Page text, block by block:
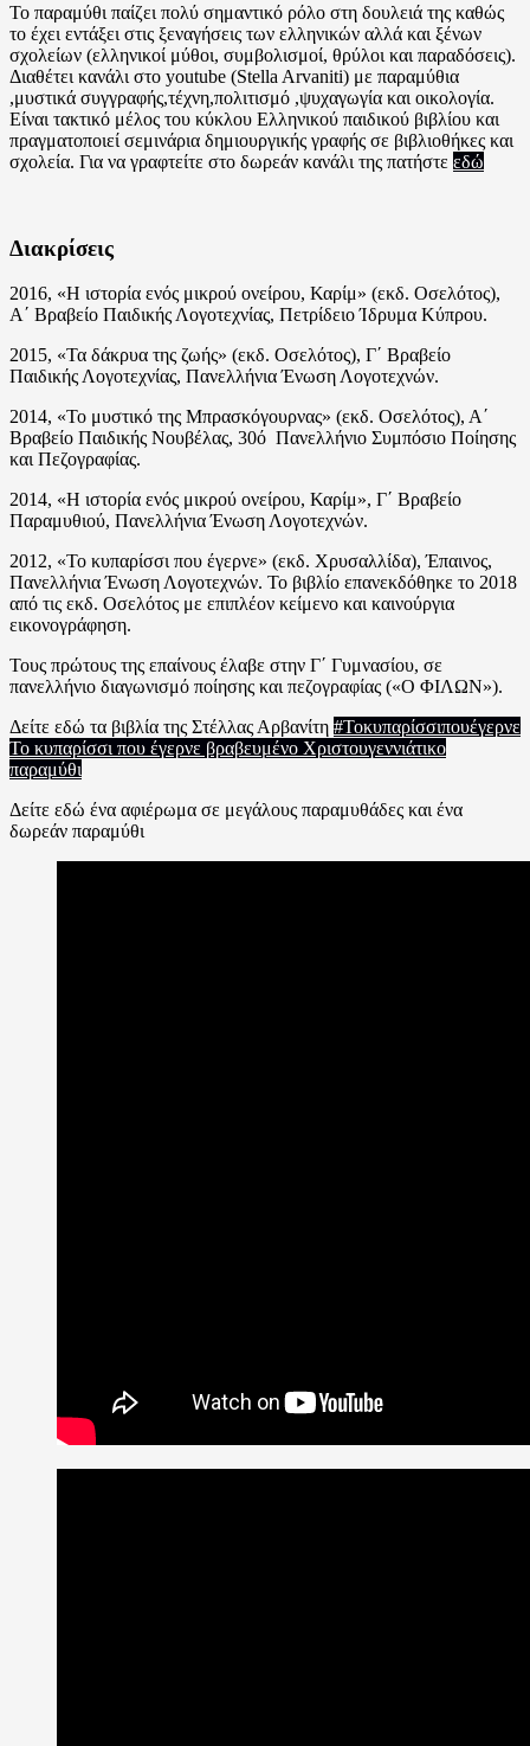
Το παραμύθι παίζει πολύ σημαντικό ρόλο στη δουλειά της καθώς
το έχει εντάξει στις ξεναγήσεις των ελληνικών αλλά και ξένων
σχολείων (ελληνικοί μύθοι, συμβολισμοί, θρύλοι και παραδόσεις).
Διαθέτει κανάλι στο youtube (Stella Arvaniti) με παραμύθια
,μυστικά συγγραφής,τέχνη,πολιτισμό ,ψυχαγωγία και οικολογία.
Είναι τακτικό μέλος του κύκλου Ελληνικού παιδικού βιβλίου και
πραγματοποιεί σεμινάρια δημιουργικής γραφής σε βιβλιοθήκες και
σχολεία. Για να γραφτείτε στο δωρεάν κανάλι της πατήστε εδώ
Διακρίσεις
2016, «Η ιστορία ενός μικρού ονείρου, Καρίμ» (εκδ. Οσελότος),
Α΄ Βραβείο Παιδικής Λογοτεχνίας, Πετρίδειο Ίδρυμα Κύπρου.
2015, «Τα δάκρυα της ζωής» (εκδ. Οσελότος), Γ΄ Βραβείο
Παιδικής Λογοτεχνίας, Πανελλήνια Ένωση Λογοτεχνών.
2014, «Το μυστικό της Μπρασκόγουρνας» (εκδ. Οσελότος), Α΄
Βραβείο Παιδικής Νουβέλας, 30ό­ Πανελλήνιο Συμπόσιο Ποίησης
και Πεζογραφίας.
2014, «Η ιστορία ενός μικρού ονείρου, Καρίμ», Γ΄ Βραβείο
Παραμυθιού, Πανελλήνια Ένωση Λογοτεχνών.
2012, «Το κυπαρίσσι που έγερνε» (εκδ. Χρυσαλλίδα), Έπαινος,
Πανελλήνια Ένωση Λογοτεχνών. Το βιβλίο επανεκδόθηκε το 2018
από τις εκδ. Οσελότος με επιπλέον κείμενο και καινούργια
εικονογράφηση.
Τους πρώτους της επαίνους έλαβε στην Γ΄ Γυμνασίου, σε
πανελλήνιο διαγωνισμό ποίησης και πεζογραφίας («Ο ΦΙΛΩΝ»).
Δείτε εδώ τα βιβλία της Στέλλας Αρβανίτη #Τοκυπαρίσσιπουέγερνε
Το κυπαρίσσι που έγερνε βραβευμένο Χριστουγεννιάτικο
παραμύθι
Δείτε εδώ ένα αφιέρωμα σε μεγάλους παραμυθάδες και ένα
δωρεάν παραμύθι